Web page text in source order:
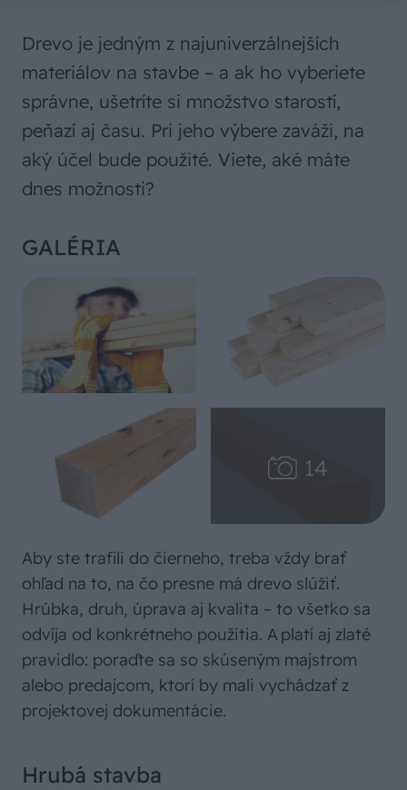
Drevo je jedným z najuniverzálnejších
materiálov na stavbe – a ak ho vyberiete
správne, ušetríte si množstvo starostí,
peňazí aj času. Pri jeho výbere zaváži, na
aký účel bude použité. Viete, aké máte
dnes možnosti?
GALÉRIA
Aby ste trafili do čierneho, treba vždy brať
ohľad na to, na čo presne má drevo slúžiť.
Hrúbka, druh, úprava aj kvalita – to všetko sa
odvíja od konkrétneho použitia. A platí aj zlaté
pravidlo: poraďte sa so skúseným majstrom
alebo predajcom, ktorí by mali vychádzať z
projektovej dokumentácie.
Hrubá stavba